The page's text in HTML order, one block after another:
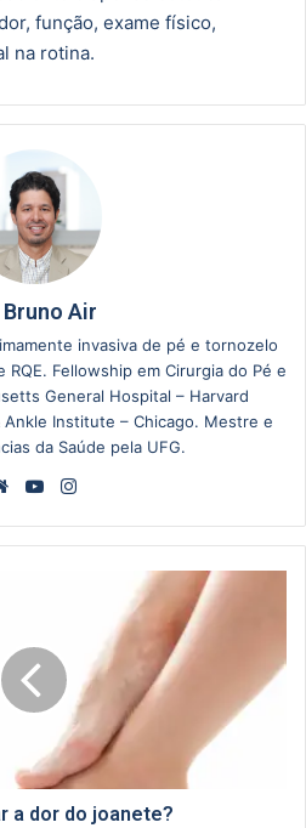
função, exame físico,
na rotina.
Bruno Air
invasiva de pé e tornozelo
RQE. Fellowship em Cirurgia do Pé e
General Hospital – Harvard
Institute – Chicago. Mestre e
da Saúde pela UFG.
WebsiteYouTube
a dor do joanete?